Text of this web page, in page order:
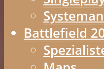
Battlefield